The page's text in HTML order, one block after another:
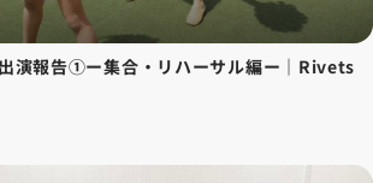
演報告①ー集合・リハーサル編ー｜Rivets